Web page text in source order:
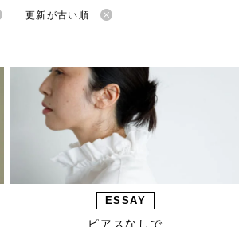
更新が古い順
ESSAY
ピアスなしで